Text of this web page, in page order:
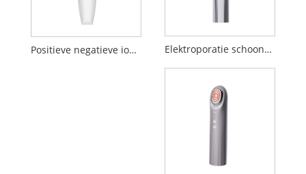
Positieve negatieve ionen Inleiding Schoonheidsapparaat reinigen Elektroporatie schoonheidsapparaat